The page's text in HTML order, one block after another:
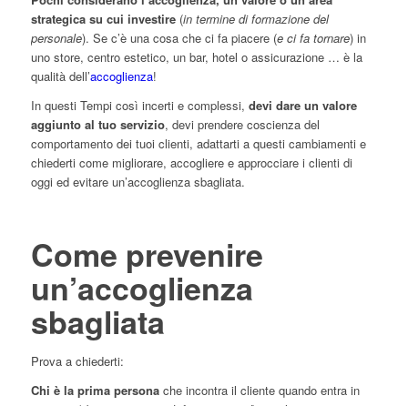
strategica su cui investire(in termine di formazione del
personale). Se c’è una cosa che ci fa piacere (e ci fa tornare) in
uno store, centro estetico, un bar, hotel o assicurazione … è la
qualità dell’accoglienza!
In questi Tempi così incerti e complessi, devi dare un valore
aggiunto al tuo servizio, devi prendere coscienza del
comportamento dei tuoi clienti, adattarti a questi cambiamenti e
chiederti come migliorare, accogliere e approcciare i clienti di
oggi ed evitare un’accoglienza sbagliata.
Come prevenire
un’accoglienza
sbagliata
Prova a chiederti:
Chi è la prima personache incontra il cliente quando entra in